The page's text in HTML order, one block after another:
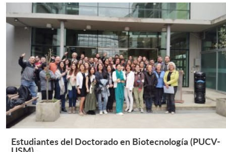
Leer Más +
Estudiantes del Doctorado en Biotecnología (PUCV-